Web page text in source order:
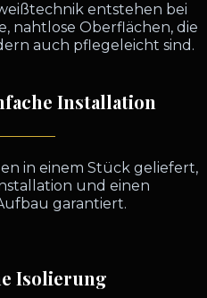
entstehen bei
nahtlose Oberflächen, die
auch pflegeleicht sind.
Installation
in einem Stück geliefert,
und einen
garantiert.
Isolierung